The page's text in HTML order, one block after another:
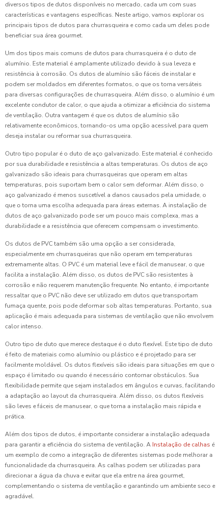
diversos tipos de dutos disponíveis no mercado, cada um com suas
características e vantagens específicas. Neste artigo, vamos explorar os
principais tipos de dutos para churrasqueira e como cada um deles pode
beneficiar sua área gourmet.
Um dos tipos mais comuns de dutos para churrasqueira é o duto de
alumínio. Este material é amplamente utilizado devido à sua leveza e
resistência à corrosão. Os dutos de alumínio são fáceis de instalar e
podem ser moldados em diferentes formatos, o que os torna versáteis
para diversas configurações de churrasqueira. Além disso, o alumínio é um
excelente condutor de calor, o que ajuda a otimizar a eficiência do sistema
de ventilação. Outra vantagem é que os dutos de alumínio são
relativamente econômicos, tornando-os uma opção acessível para quem
deseja instalar ou reformar sua churrasqueira.
Outro tipo popular é o duto de aço galvanizado. Este material é conhecido
por sua durabilidade e resistência a altas temperaturas. Os dutos de aço
galvanizado são ideais para churrasqueiras que operam em altas
temperaturas, pois suportam bem o calor sem deformar. Além disso, o
aço galvanizado é menos suscetível a danos causados pela umidade, o
que o torna uma escolha adequada para áreas externas. A instalação de
dutos de aço galvanizado pode ser um pouco mais complexa, mas a
durabilidade e a resistência que oferecem compensam o investimento.
Os dutos de PVC também são uma opção a ser considerada,
especialmente em churrasqueiras que não operam em temperaturas
extremamente altas. O PVC é um material leve e fácil de manusear, o que
facilita a instalação. Além disso, os dutos de PVC são resistentes à
corrosão e não requerem manutenção frequente. No entanto, é importante
ressaltar que o PVC não deve ser utilizado em dutos que transportam
fumaça quente, pois pode deformar sob altas temperaturas. Portanto, sua
aplicação é mais adequada para sistemas de ventilação que não envolvem
calor intenso.
Outro tipo de duto que merece destaque é o duto flexível. Este tipo de duto
é feito de materiais como alumínio ou plástico e é projetado para ser
facilmente moldável. Os dutos flexíveis são ideais para situações em que o
espaço é limitado ou quando é necessário contornar obstáculos. Sua
flexibilidade permite que sejam instalados em ângulos e curvas, facilitando
a adaptação ao layout da churrasqueira. Além disso, os dutos flexíveis
são leves e fáceis de manusear, o que torna a instalação mais rápida e
prática.
Além dos tipos de dutos, é importante considerar a instalação adequada
para garantir a eficiência do sistema de ventilação. A Instalação de calhas é
um exemplo de como a integração de diferentes sistemas pode melhorar a
funcionalidade da churrasqueira. As calhas podem ser utilizadas para
direcionar a água da chuva e evitar que ela entre na área gourmet,
complementando o sistema de ventilação e garantindo um ambiente seco e
agradável.